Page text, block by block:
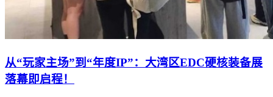
从“玩家主场”到“年度IP”：大湾区EDC硬核装备展
落幕即启程！